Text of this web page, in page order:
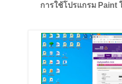
การใช้โปรแกรม Paint